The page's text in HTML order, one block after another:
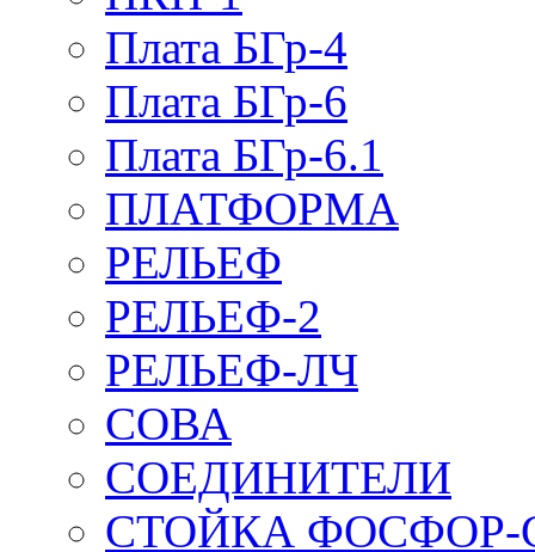
Плата БГр-4
Плата БГр-6
Плата БГр-6.1
ПЛАТФОРМА
РЕЛЬЕФ
РЕЛЬЕФ-2
РЕЛЬЕФ-ЛЧ
СОВА
СОЕДИНИТЕЛИ
СТОЙКА ФОСФОР-